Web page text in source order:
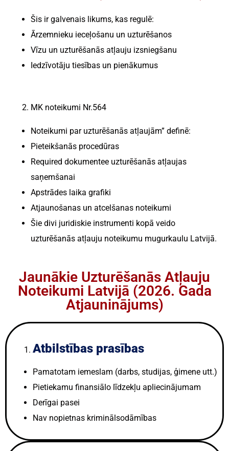
Šis ir galvenais likums, kas regulē:
Ārzemnieku ieceļošanu un uzturēšanos
Vīzu un uzturēšanās atļauju izsniegšanu
Iedzīvotāju tiesības un pienākumus
MK noteikumi Nr.564
Noteikumi par uzturēšanās atļaujām” definē:
Pieteikšanās procedūras
Required dokumentee uzturēšanās atļaujas
saņemšanai
Apstrādes laika grafiki
Atjaunošanas un atcelšanas noteikumi
Šie divi juridiskie instrumenti kopā veido
uzturēšanās atļauju noteikumu mugurkaulu Latvijā.
Jaunākie Uzturēšanās Atļauju
Noteikumi Latvijā (2026. Gada
Atjauninājums)
Atbilstības prasības
Pamatotam iemeslam (darbs, studijas, ģimene utt.)
Pietiekamu finansiālo līdzekļu apliecinājumam
Derīgai pasei
Nav nopietnas kriminālsodāmības